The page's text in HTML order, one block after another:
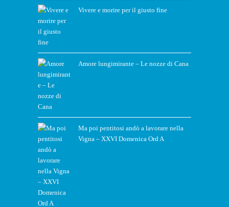
Vivere e morire per il giusto fine
Amore lungimirante – Le nozze di Cana
Ma poi pentitosi andò a lavorare nella
Vigna – XXVI Domenica Ord A